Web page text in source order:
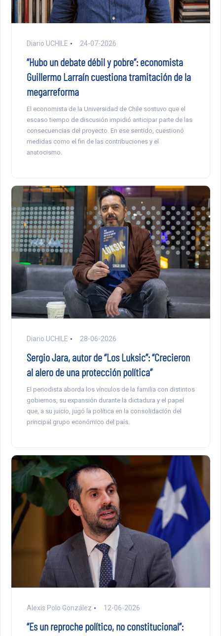
Diario UCHILE 24-07-2026
“Hubo un debate débil y pobre”: economista
Guillermo Larraín cuestiona tramitación de la
megarreforma
El economista de la Universidad de Chile sostuvo que el
escaso tiempo de discusión impidió anticipar parte de las
consecuencias del proyecto. En ese sentido, cuestionó
medidas como el fin de las contribuciones y el
anatocismo.
Diario UCHILE 28-06-2026
Sergio Jara, autor de “Los Luksic”: “Crecieron
al alero de una protección política”
El periodista aborda los vínculos de la familia con distintos
gobiernos, su expansión durante la dictadura y el papel
que, a su juicio, jugó la política en la consolidación del
principal grupo económico del país.
Alexis Polo González 12-06-2026
“Es un reproche político, no constitucional”: